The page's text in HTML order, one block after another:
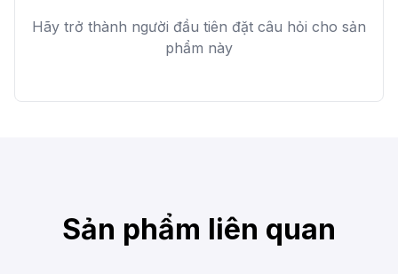
Hãy trở thành người đầu tiên đặt câu hỏi cho sản
phẩm này
Sản phẩm liên quan